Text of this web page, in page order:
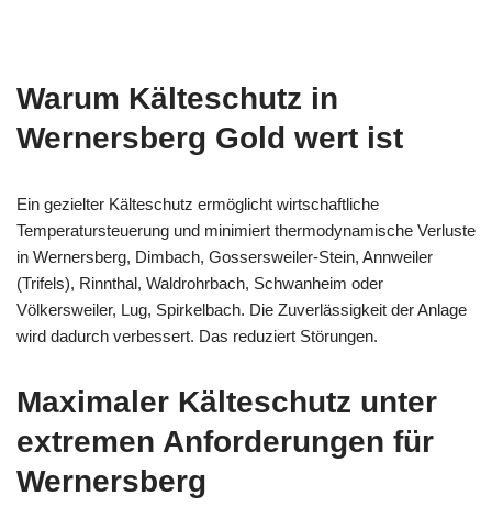
Warum Kälteschutz in
Wernersberg Gold wert ist
Ein gezielter Kälteschutz ermöglicht wirtschaftliche
Temperatursteuerung und minimiert thermodynamische Verluste
in Wernersberg, Dimbach, Gossersweiler-Stein, Annweiler
(Trifels), Rinnthal, Waldrohrbach, Schwanheim oder
Völkersweiler, Lug, Spirkelbach. Die Zuverlässigkeit der Anlage
wird dadurch verbessert. Das reduziert Störungen.
Maximaler Kälteschutz unter
extremen Anforderungen für
Wernersberg